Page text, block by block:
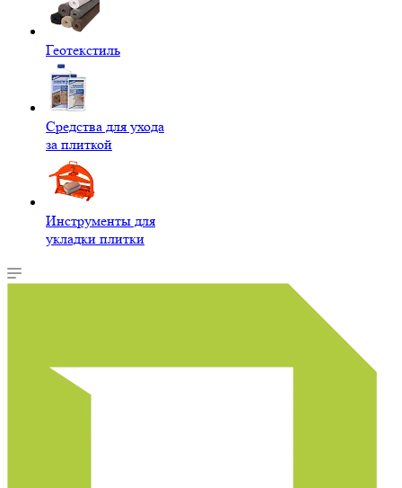
Геотекстиль
Средства для ухода
за плиткой
Инструменты для
укладки плитки